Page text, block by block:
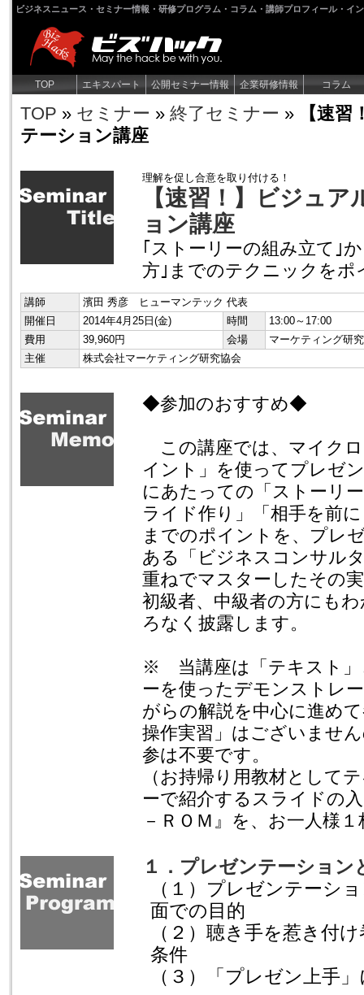
ビジネスニュース・セミナー情報・研修プログラム・コラム・講師プロフィール・イ
TOP エキスパート 公開セミナー情報 企業研修情報 コラム
TOP » セミナー » 終了セミナー »
【速
テーション講座
理解を促し合意を取り付ける！
【速習！】ビジュ
ョン講座
｢ストーリーの組み立て｣
方｣までのテクニックをポ
講師
濱田 秀彦 ヒューマンテック 代表
開催日
2014年4月25日(金) 時間
13:00～17:00
費用
39,960円 会場
マーケティング研
主催
株式会社マーケティング研究協会
◆参加のおすすめ◆
この講座では、マイク
イント」を使ってプレゼ
にあたっての「ストーリ
ライド作り」「相手を前
までのポイントを、プレ
ある「ビジネスコンサル
重ねでマスターしたその
初級者、中級者の方にも
ろなく披露します。
※ 当講座は「テキスト」
ーを使ったデモンストレ
がらの解説を中心に進め
操作実習」はございませ
参は不要です。
（お持帰り用教材として
ーで紹介するスライドの
－ＲＯＭ』を、お一人様
１．プレゼンテーション
（１）プレゼンテーシ
面での目的
（２）聴き手を惹き付
条件
（３）「プレゼン上手